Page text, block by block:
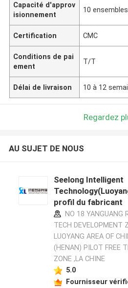
Capacité d'approv
isionnement
10
Certification CMC
Conditions de pai
ement
T/T
Délai de livraison 10 à 12
Regardez
AU SUJET DE NOUS
Seelong Intelligent
profil du fabricant
NO 18 YANGUANG
TECH DEVELOPMENT
LUOYANG AREA OF
(HENAN) PILOT FREE
ZONE ,LA CHINE
5.0
Fournisseur